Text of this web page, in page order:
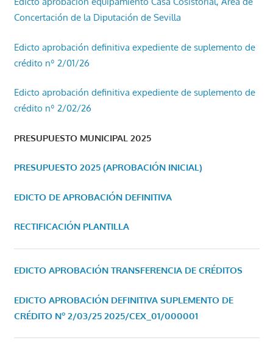
Concertación de la Diputación de Sevilla
Edicto aprobación definitiva expediente de suplemento de
crédito nº 2/01/26
Edicto aprobación definitiva expediente de suplemento de
crédito nº 2/02/26
PRESUPUESTO MUNICIPAL 2025
PRESUPUESTO 2025 (APROBACIÓN INICIAL)
EDICTO DE APROBACIÓN DEFINITIVA
RECTIFICACIÓN PLANTILLA
EDICTO APROBACIÓN TRANSFERENCIA DE CRÉDITOS
EDICTO APROBACIÓN DEFINITIVA SUPLEMENTO DE
CRÉDITO Nº 2/03/25 2025/CEX_01/000001